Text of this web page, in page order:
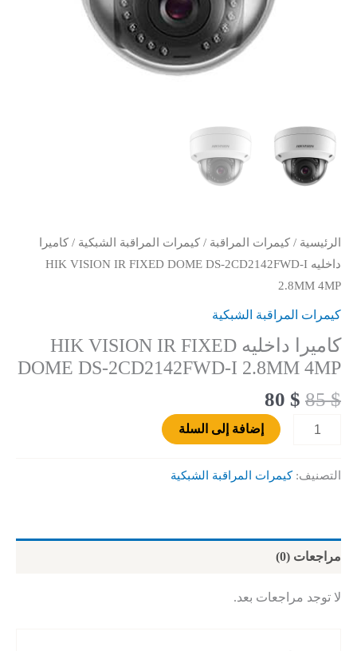
الرئيسية / كيمرات المراقبة / كيمرات المراقبة الشبكية / كاميرا
داخليه HIK VISION IR FIXED DOME DS-2CD2142FWD-I
2.8MM 4MP
كيمرات المراقبة الشبكية
كاميرا داخليه HIK VISION IR FIXED
DOME DS-2CD2142FWD-I 2.8MM 4MP
85$
80 $
إضافة إلى السلة
التصنيف:كيمرات المراقبة الشبكية
مراجعات (0)
لا توجد مراجعات بعد.